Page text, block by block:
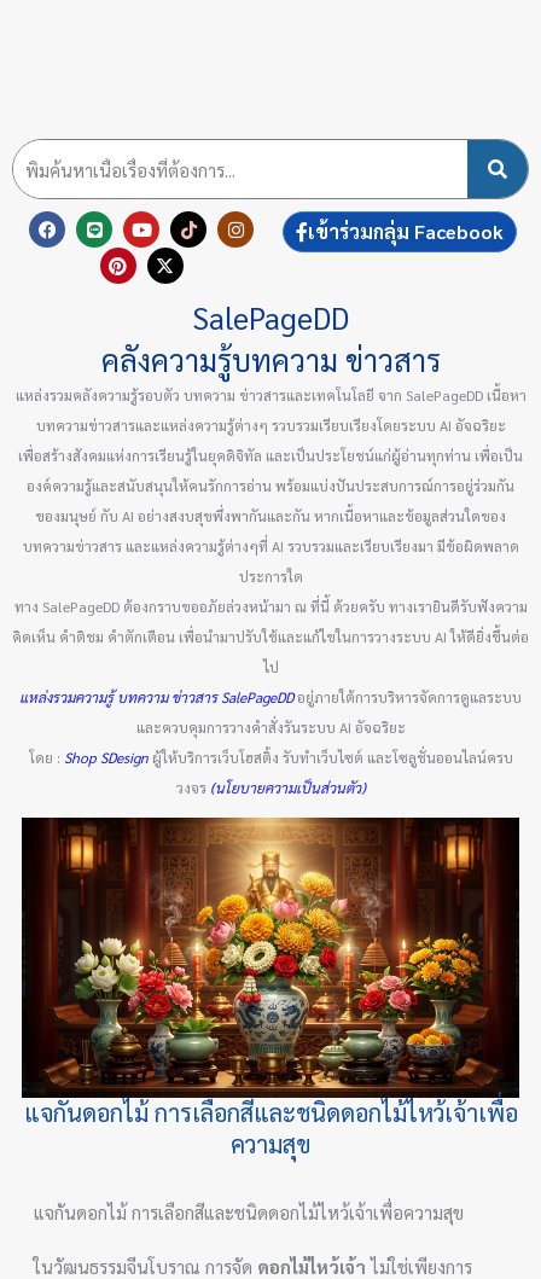
F
a
L
i
n
e
Y
o
u
t
T
i
k
I
n
g
r
m
P
n
t
t
X
t
w
r
เข้าร่วมกลุ่ม Facebook
SalePageDD
คลังความรู้บทความ ข่าวสาร
แหล่งรวมคลังความรู้รอบตัว บทความ ข่าวสารและเทคโนโลยี จาก SalePageDD เนื้อหา
บทความข่าวสารและแหล่งความรู้ต่างๆ รวบรวมเรียบเรียงโดยระบบ AI อัจฉริยะ
เพื่อสร้างสังคมแห่งการเรียนรู้ในยุคดิจิทัล และเป็นประโยชน์แก่ผู้อ่านทุกท่าน เพื่อเป็น
องค์ความรู้และสนับสนุนให้คนรักการอ่าน พร้อมแบ่งปันประสบการณ์การอยู่ร่วมกัน
ของมนุษย์ กับ AI อย่างสงบสุขพึ่งพากันและกัน หากเนื้อหาและข้อมูลส่วนใดของ
บทความข่าวสาร และแหล่งความรู้ต่างๆที่ AI รวบรวมและเรียบเรียงมา มีข้อผิดพลาด
ประการใด
ทาง SalePageDD ต้องกราบขออภัยล่วงหน้ามา ณ ที่นี้ ด้วยครับ ทางเรายินดีรับฟังความ
คิดเห็น คำติชม คำตักเตือน เพื่อนำมาปรับใช้และแก้ไขในการวางระบบ AI ให้ดียิ่งขึ้นต่อ
ไป
แหล่งรวมความรู้ บทความ ข่าวสาร SalePageDDอยู่ภายใต้การบริหารจัดการดูแลระบบ
และควบคุมการวางคำสั่งรันระบบ AI อัจฉริยะ
โดย : Shop SDesign ผู้ให้บริการเว็บโฮสติ้ง รับทำเว็บไซต์ และโซลูชั่นออนไลน์ครบ
วงจร(นโยบายความเป็นส่วนตัว)
แจกันดอกไม้ การเลือกสีและชนิดดอกไม้ไหว้เจ้าเพื่อ
ความสุข
แจกันดอกไม้ การเลือกสีและชนิดดอกไม้ไหว้เจ้าเพื่อความสุข
ในวัฒนธรรมจีนโบราณ การจัด ดอกไม้ไหว้เจ้า ไม่ใช่เพียงการ